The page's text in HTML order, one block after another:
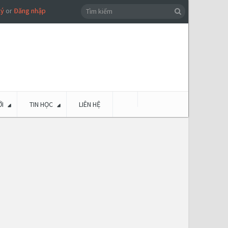
orĐăng nhập
TIN HỌC LIÊN HỆ